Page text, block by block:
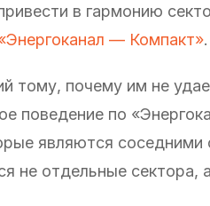
в гармонию
— Компакт».
тому, почему им не
поведение по
являются
не отдельные сектора,